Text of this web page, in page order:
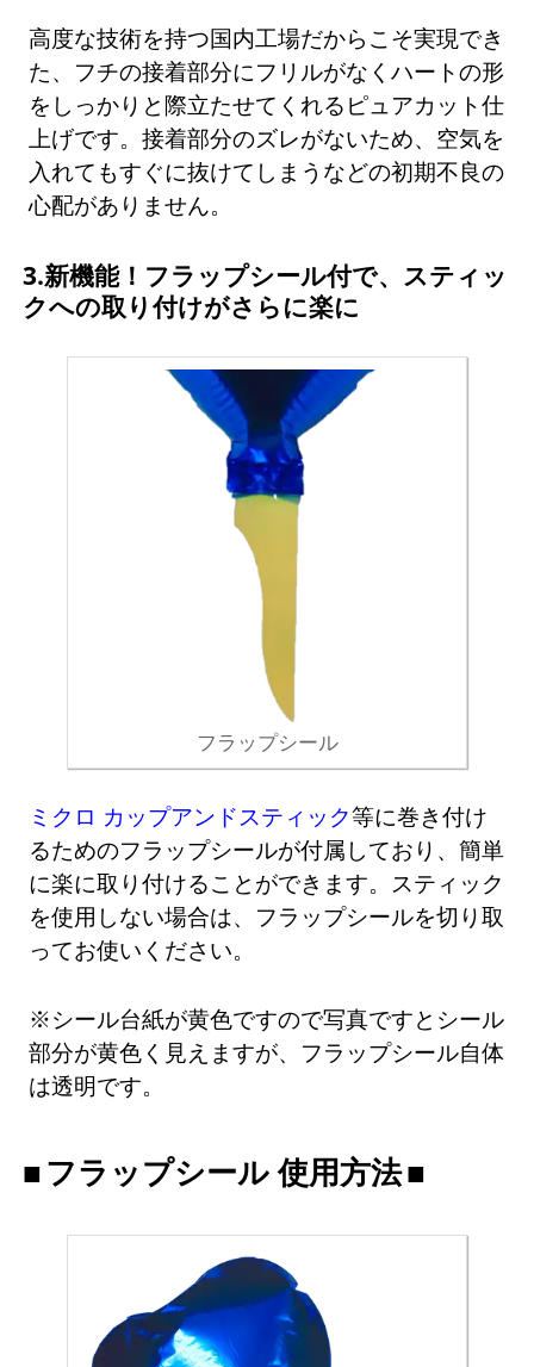
高度な技術を持つ国内工場だからこそ実現でき
た、フチの接着部分にフリルがなくハートの形
をしっかりと際立たせてくれるピュアカット仕
上げです。接着部分のズレがないため、空気を
入れてもすぐに抜けてしまうなどの初期不良の
心配がありません。
3.新機能！フラップシール付で、スティッ
クへの取り付けがさらに楽に
フラップシール
ミクロ カップアンドスティック等に巻き付け
るためのフラップシールが付属しており、簡単
に楽に取り付けることができます。スティック
を使用しない場合は、フラップシールを切り取
ってお使いください。
※シール台紙が黄色ですので写真ですとシール
部分が黄色く見えますが、フラップシール自体
は透明です。
フラップシール 使用方法